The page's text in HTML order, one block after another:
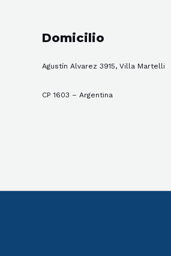
Domicilio
Agustín Alvarez 3915, Villa Martelli
CP 1603 – Argentina